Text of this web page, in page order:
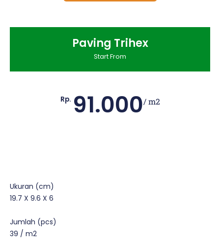
Paving Trihex
Start From
Rp. 91.000/ m2
Ukuran (cm)
19.7 X 9.6 X 6
Jumlah (pcs)
39 / m2